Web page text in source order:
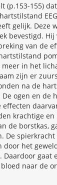
(p.153-155)
gelijk. Deze
bevestigd. Hij
van de
in het
zijn er
na de
ogen en de
effecten
krachtige
de borstkas,
De
door het
Daardoor gaat
naar de